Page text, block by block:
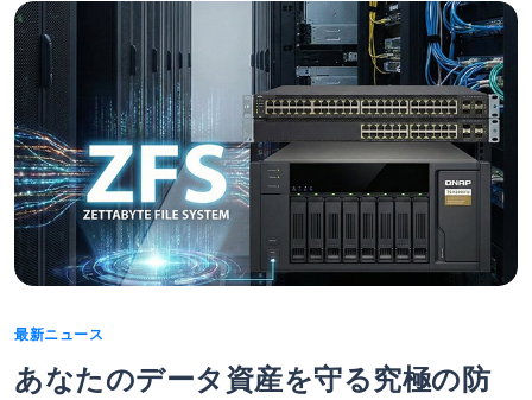
Categories
最新ニュース
あなたのデータ資産を守る究極の防